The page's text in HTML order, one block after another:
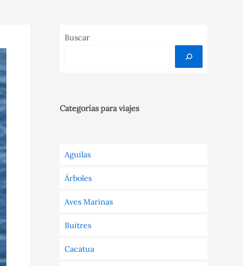
Buscar
Categorías para viajes
Aguilas
Árboles
Aves Marinas
Buitres
Cacatua